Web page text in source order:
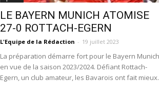
LE BAYERN MUNICH ATOMISE
27-0 ROTTACH-EGERN
L'Equipe de la Rédaction - 19 juillet 2023
La préparation démarre fort pour le Bayern Munich
en vue de la saison 2023/2024. Défiant Rottach-
Egern, un club amateur, les Bavarois ont fait